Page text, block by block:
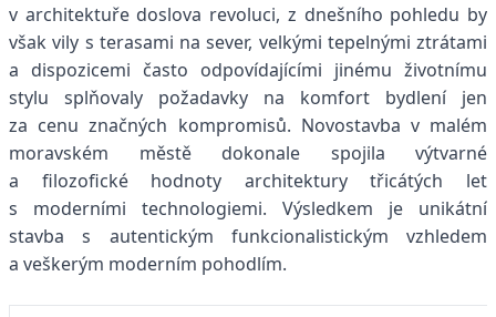
v architektuře doslova revoluci, z dnešního pohledu by
však vily s terasami na sever, velkými tepelnými ztrátami
a dispozicemi často odpovídajícími jinému životnímu
stylu splňovaly požadavky na komfort bydlení jen
za cenu značných kompromisů. Novostavba v malém
moravském městě dokonale spojila výtvarné
a filozofické hodnoty architektury třicátých let
s moderními technologiemi. Výsledkem je unikátní
stavba s autentickým funkcionalistickým vzhledem
a veškerým moderním pohodlím.